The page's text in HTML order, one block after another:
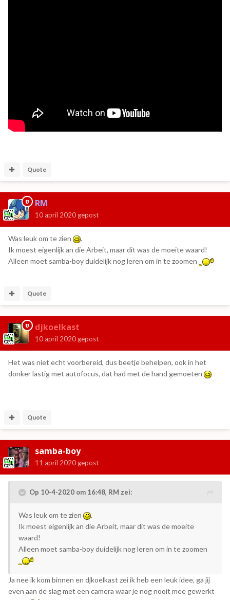
Quote
RM
10 april 2020 gepost
Was leuk om te zien
.
Ik moest eigenlijk an die Arbeit, maar dit was de moeite waard!
Alleen moet samba-boy duidelijk nog leren om in te zoomen
Quote
djkoelkast
10 april 2020 gepost
Het was niet echt voorbereid, dus beetje behelpen, ook in het
donker lastig met autofocus, dat had met de hand gemoeten
Quote
samba-boy
11 april 2020 gepost
Op 10-4-2020 om 16:48, RM zei:
Was leuk om te zien
.
Ik moest eigenlijk an die Arbeit, maar dit was de moeite
waard!
Alleen moet samba-boy duidelijk nog leren om in te zoomen
Ja nee ik kom binnen en djkoelkast zei ik heb een leuk idee, ga jij
even aan de slag met een camera waar je nog nooit mee gewerkt